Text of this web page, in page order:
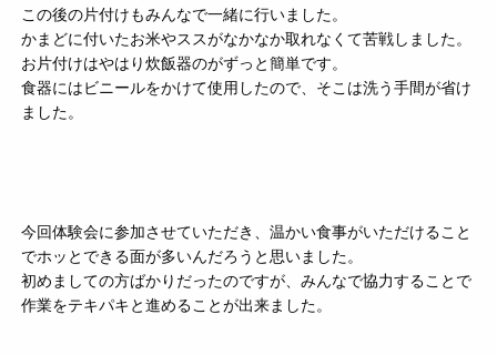
この後の片付けもみんなで一緒に行いました。
かまどに付いたお米やススがなかなか取れなくて苦戦しました。
お片付けはやはり炊飯器のがずっと簡単です。
食器にはビニールをかけて使用したので、そこは洗う手間が省け
ました。
今回体験会に参加させていただき、温かい食事がいただけること
でホッとできる面が多いんだろうと思いました。
初めましての方ばかりだったのですが、みんなで協力することで
作業をテキパキと進めることが出来ました。